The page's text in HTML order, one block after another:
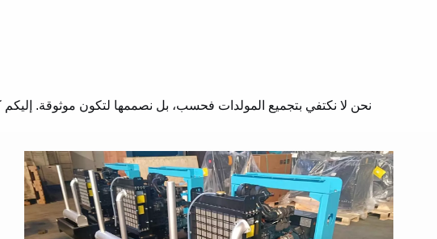
نحن لا نكتفي بتجميع المولدات فحسب، بل نصممها لتكون موثوقة.